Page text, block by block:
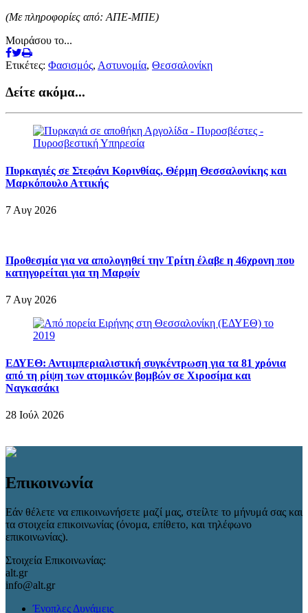
(Με πληροφορίες από: ΑΠΕ-ΜΠΕ)
Μοιράσου το...
Ετικέτες: Φασισμός, Αστυνομία, Θεσσαλονίκη
Δείτε ακόμα...
Πυρκαγιές σε Στεφάνι Κορινθίας, Θέρμη Θεσσαλονίκης και
Μαρκόπουλο Αττικής
7 Αυγ 2026
Προθεσμία για να απολογηθεί την Τρίτη έλαβε η 46χρονη που
κατηγορείται για τη Μαρφίν
7 Αυγ 2026
ΕΔΥΕΘ: Αντιιμπεριαλιστική συγκέντρωση για τα 81 χρόνια
από τη ρίψη των ατομικών βομβών σε Χιροσίμα και
Ναγκασάκι
28 Ιούλ 2026
Επικοινωνία
Εάν θέλετε να επικοινωνήσετε μαζί μας, στείλτε το μήνυμά σας και
τα στοιχεία επικοινωνίας (όνομα, επίθετο, και τηλέφωνο
επικοινωνίας).
Στοιχεία Επικοινωνίας:
alt.gr
info@alt.gr
Ένοπλες Δυνάμεις